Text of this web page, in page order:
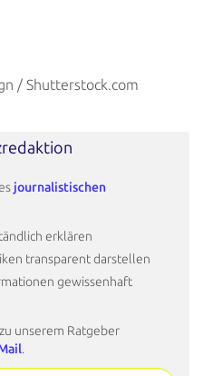
/ Shutterstock.com
journalistischen
erklären
transparent darstellen
gewissenhaft
unserem Ratgeber
.